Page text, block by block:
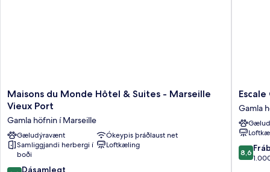
Maisons
du
Hôtel
&
Suites
Marseille
Maisons du Monde Hôtel & Suites - Marseille
Vieux Port
Gamla höfnin í Marseille
Gæludýravænt
Ókeypis þráðlaust net
Samliggjandi herbergi í
boði
Loftkæling
9.2 Dásamlegt
Escale
Oceania
Vieux
Port
Gamla
höfnin
Gamla
8.6
af
8,6